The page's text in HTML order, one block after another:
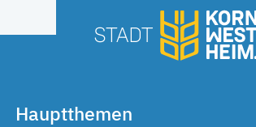
Hauptthemen